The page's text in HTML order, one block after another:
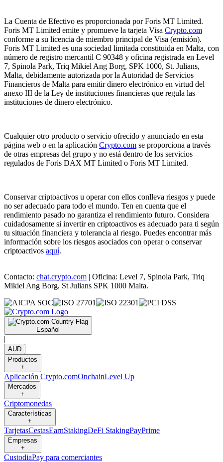
La Cuenta de Efectivo es proporcionada por Foris MT Limited.
Foris MT Limited emite y promueve la tarjeta Visa Crypto.com
conforme a su licencia de miembro principal de Visa (emisión).
Foris MT Limited es una sociedad limitada constituida en Malta, con
número de registro mercantil C 90348 y oficina registrada en Level
7, Spinola Park, Triq Mikiel Ang Borg, SPK 1000, St. Julians,
Malta, debidamente autorizada por la Autoridad de Servicios
Financieros de Malta para emitir dinero electrónico en virtud del
anexo III de la Ley de instituciones financieras que regula las
instituciones de dinero electrónico.
Cualquier otro producto o servicio ofrecido y anunciado en esta
página web o en la aplicación Crypto.com se proporciona a través
de otras empresas del grupo y no está dentro de los servicios
regulados de Foris DAX MT Limited o Foris MT Limited.
Conservar criptoactivos u operar con ellos conlleva riesgos y puede
no ser adecuado para todo el mundo. Ten en cuenta que el
rendimiento pasado no garantiza el rendimiento futuro. Considera
cuidadosamente si invertir en criptoactivos es adecuado para ti según
tu situación financiera y tolerancia al riesgo. Puedes encontrar más
información sobre los riesgos asociados con operar o conservar
criptoactivos aquí.
Contacto: chat.crypto.com | Oficina: Level 7, Spinola Park, Triq
Mikiel Ang Borg, St Julians SPK 1000 Malta.
Español
|
AUD
Productos
+
Aplicación Crypto.comOnchainLevel Up
Mercados
+
Criptomonedas
Características
+
TarjetasCestasEarnStakingDeFi StakingPayPrime
Empresas
+
CustodiaPay para comerciantes